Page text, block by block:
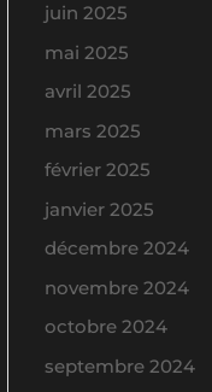
juin 2025
mai 2025
avril 2025
mars 2025
février 2025
janvier 2025
décembre 2024
novembre 2024
octobre 2024
septembre 2024